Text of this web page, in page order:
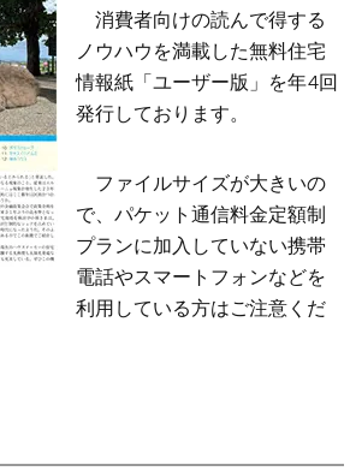
消費者向けの読んで得する
ノウハウを満載した無料住宅
情報紙「ユーザー版」を年4回
発行しております。
ファイルサイズが大きいの
で、パケット通信料金定額制
プランに加入していない携帯
電話やスマートフォンなどを
利用している方はご注意くだ